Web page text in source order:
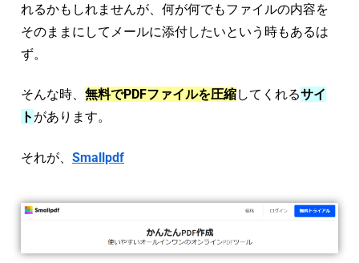
れるかもしれませんが、何が何でもファイルの内容を
そのままにしてメールに添付したいという時もあるは
ず。
そんな時、 無料でPDFファイルを圧縮してくれるサイ
ト があります。
それが、 Smallpdf